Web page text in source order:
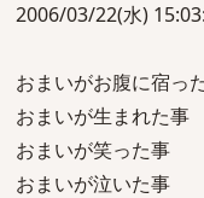
2006/03/22(水)
おまいがお腹に宿っ
おまいが生まれた事
おまいが笑った事
おまいが泣いた事